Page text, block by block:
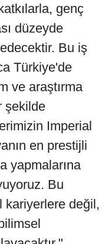
genç
düzeyde
Bu iş
Türkiye'de
ve araştırma
şekilde
Imperial
en prestijli
yapmalarına
Bu
kariyerlere değil,